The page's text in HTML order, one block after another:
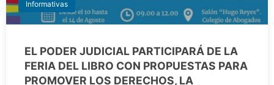
Informativas
EL PODER JUDICIAL PARTICIPARÁ DE LA
FERIA DEL LIBRO CON PROPUESTAS PARA
PROMOVER LOS DERECHOS, LA